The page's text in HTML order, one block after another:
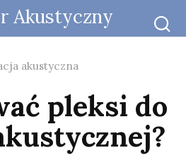
Akustyczny
akustyczna
pleksi do